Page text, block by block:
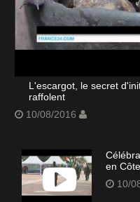
L'escargot, le secret
raffolent
10/08/2016
en
10/